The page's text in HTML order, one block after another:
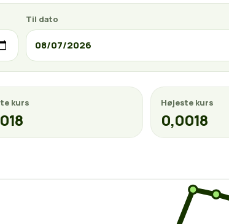
Til dato
kurs Højeste kurs
0,0018